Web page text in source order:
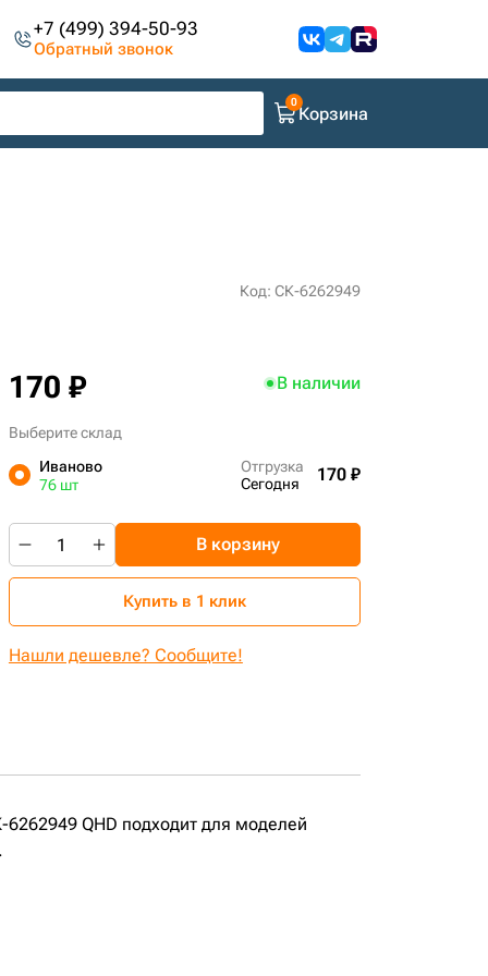
+7 (499) 394-50-93
Обратный звонок
Корзина
Код: СК-6262949
170 ₽ В наличии
Выберите склад
Иваново
76 шт
Отгрузка
Сегодня
170 ₽
В корзину
Купить в 1 клик
Нашли дешевле? Сообщите!
6262949 QHD подходит для моделей